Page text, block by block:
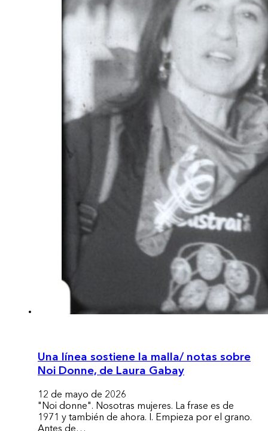
Una línea sostiene la malla/ notas sobre
Noi Donne, de Laura Gabay
12 de mayo de 2026
"Noi donne". Nosotras mujeres. La frase es de
1971 y también de ahora. I. Empieza por el grano.
Antes de…